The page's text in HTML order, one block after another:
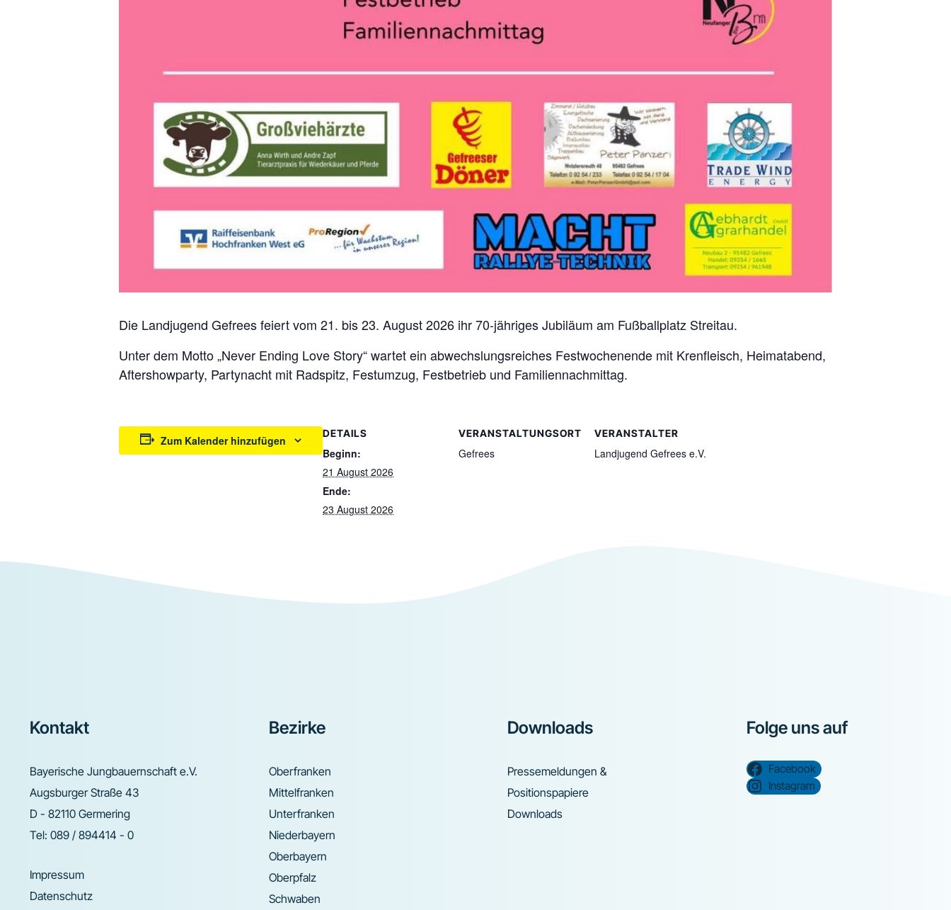
Die Landjugend Gefrees feiert vom 21. bis 23. August 2026 ihr 70-jähriges Jubiläum am Fußballplatz Streitau.
Unter dem Motto „Never Ending Love Story“ wartet ein abwechslungsreiches Festwochenende mit Krenfleisch, Heimatabend,
Aftershowparty, Partynacht mit Radspitz, Festumzug, Festbetrieb und Familiennachmittag.
Zum Kalender hinzufügen
DETAILS
Beginn:
21 August 2026
Ende:
23 August 2026
VERANSTALTUNGSORT
Gefrees
VERANSTALTER
Landjugend Gefrees e.V.
Footer
Kontakt
Bayerische Jungbauernschaft e.V.
Augsburger Straße 43
D - 82110 Germering
Tel: 089 / 894414 - 0
Impressum
Datenschutz
Bezirke
Oberfranken
Mittelfranken
Unterfranken
Niederbayern
Oberbayern
Oberpfalz
Schwaben
Downloads
Pressemeldungen &
Positionspapiere
Downloads
Folge uns auf
Facebook
Instagram